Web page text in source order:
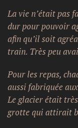
La vie n’était pas
dur pour pouvoir
afin qu’il soit
train. Très peu
Pour les repas,
aussi fabriquée
Le glacier était
grotte qui attirait